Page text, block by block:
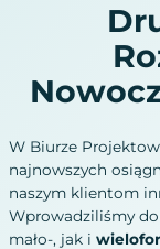
W Biurze
najnowszych
naszym klientom
Wprowadziliśmy
mało-, jak i